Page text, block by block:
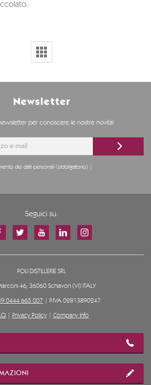
Newsletter
newsletter per conoscere le nostre novità!
dei dati personali (obbligatorio) |
Seguici su:
POLI DISTILLERIE SRL
46, 36060 Schiavon (VI) ITALY
0444 665 007 | P.IVA 02813890247
| Privacy Policy| Company Info